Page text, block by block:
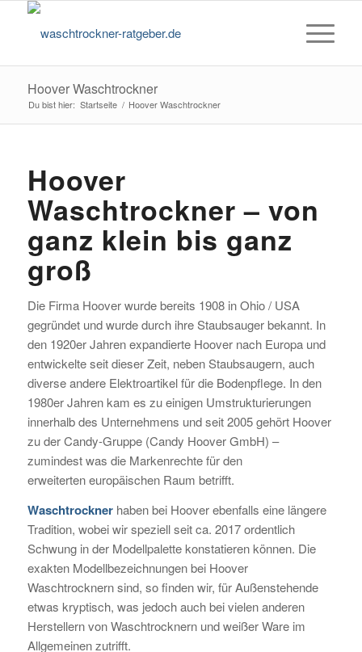
Hoover Waschtrockner
Du bist hier: Startseite / Hoover Waschtrockner
Hoover
Waschtrockner – von
ganz klein bis ganz
groß
Die Firma Hoover wurde bereits 1908 in Ohio / USA
gegründet und wurde durch ihre Staubsauger bekannt. In
den 1920er Jahren expandierte Hoover nach Europa und
entwickelte seit dieser Zeit, neben Staubsaugern, auch
diverse andere Elektroartikel für die Bodenpflege. In den
1980er Jahren kam es zu einigen Umstrukturierungen
innerhalb des Unternehmens und seit 2005 gehört Hoover
zu der Candy-Gruppe (Candy Hoover GmbH) –
zumindest was die Markenrechte für den
erweiterten europäischen Raum betrifft.
Waschtrocknerhaben bei Hoover ebenfalls eine längere
Tradition, wobei wir speziell seit ca. 2017 ordentlich
Schwung in der Modellpalette konstatieren können. Die
exakten Modellbezeichnungen bei Hoover
Waschtrocknern sind, so finden wir, für Außenstehende
etwas kryptisch, was jedoch auch bei vielen anderen
Herstellern von Waschtrocknern und weißer Ware im
Allgemeinen zutrifft.